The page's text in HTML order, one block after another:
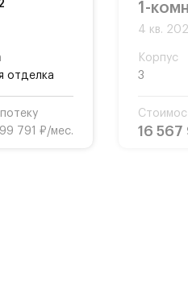
отделка
791 ₽/мес.
1-
4 кв.
Корпус
3
16